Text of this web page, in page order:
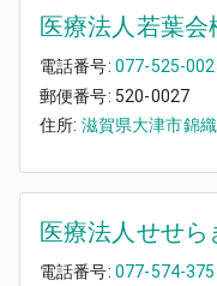
医療法人若葉
電話番号: 077-525-
郵便番号: 520-0027
住所: 滋賀県大津市錦
医療法人せせら
電話番号: 077-574-